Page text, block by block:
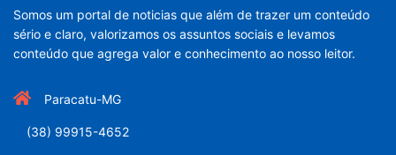
Somos um portal de noticias que além de trazer um conteúdo
sério e claro, valorizamos os assuntos sociais e levamos
conteúdo que agrega valor e conhecimento ao nosso leitor.
Paracatu-MG
(38) 99915-4652